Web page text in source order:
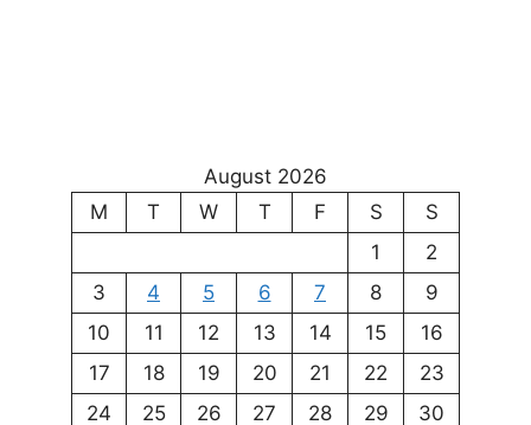
August 2026
M
T W T F S
S
1
2
3
4 5 6 7 8
9
10
11 12 13 14 15
16
17
18 19 20 21 22
23
24
25 26 27 28 29
30